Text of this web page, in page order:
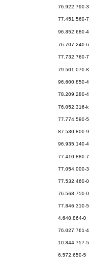
76.922.790-3
77.451.560-7
96.852.680-4
76.707.240-6
77.732.760-7
79.501.070-K
96.600.850-4
78.209.280-4
76.052.316-k
77.774.590-5
87.530.800-9
96.935.140-4
77.410.880-7
77.054.000-3
77.532.460-0
76.568.750-0
77.846.310-5
4.640.864-0
76.027.761-4
10.844.757-5
6.572.650-5